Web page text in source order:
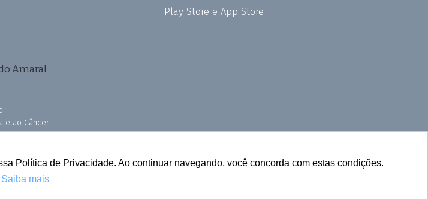
Política de Privacidade. Ao continuar navegando, você concorda com estas condições.
Saiba mais
Amaral
ao Câncer
Play Store e App Store